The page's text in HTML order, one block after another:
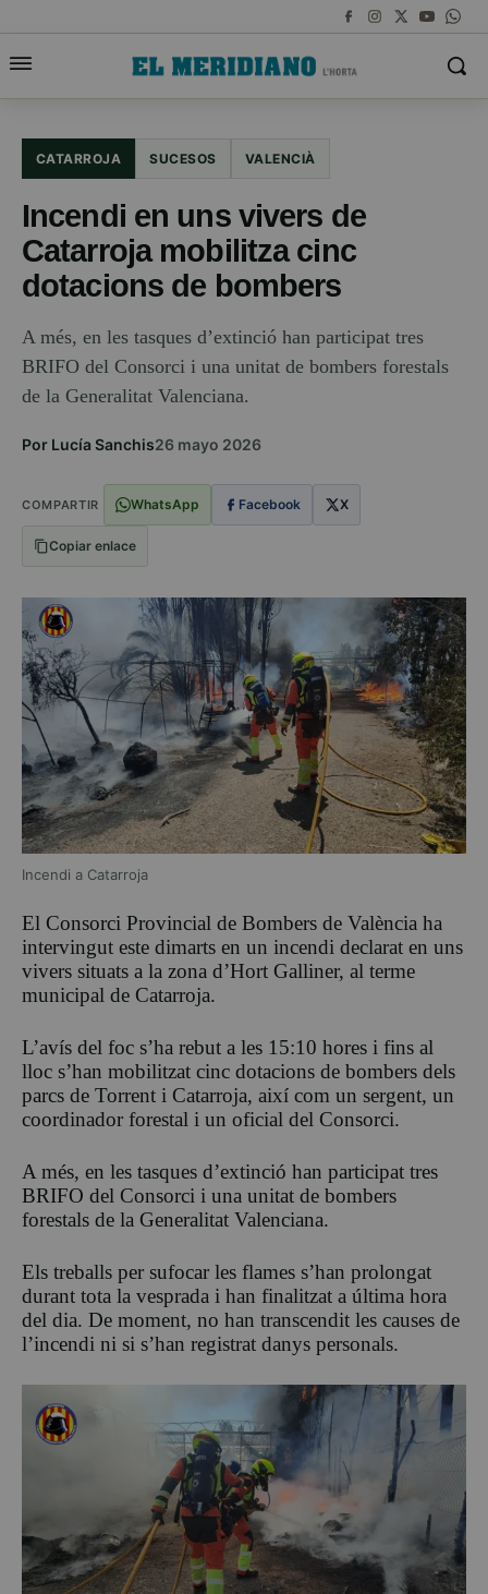
CATARROJA SUCESOS VALENCIÀ
Incendi en uns vivers de
Catarroja mobilitza cinc
dotacions de bombers
A més, en les tasques d’extinció han participat tres
BRIFO del Consorci i una unitat de bombers forestals
de la Generalitat Valenciana.
Por Lucía Sanchis26 mayo 2026
COMPARTIR WhatsApp Facebook X
Copiar enlace
Incendi a Catarroja
El Consorci Provincial de Bombers de València ha
intervingut este dimarts en un incendi declarat en uns
vivers situats a la zona d’Hort Galliner, al terme
municipal de Catarroja.
L’avís del foc s’ha rebut a les 15:10 hores i fins al
lloc s’han mobilitzat cinc dotacions de bombers dels
parcs de Torrent i Catarroja, així com un sergent, un
coordinador forestal i un oficial del Consorci.
A més, en les tasques d’extinció han participat tres
BRIFO del Consorci i una unitat de bombers
forestals de la Generalitat Valenciana.
Els treballs per sufocar les flames s’han prolongat
durant tota la vesprada i han finalitzat a última hora
del dia. De moment, no han transcendit les causes de
l’incendi ni si s’han registrat danys personals.